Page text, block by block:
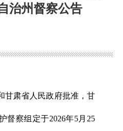
治州督察公告
甘肃省人民政府批准，甘
督察组定于2026年5月25